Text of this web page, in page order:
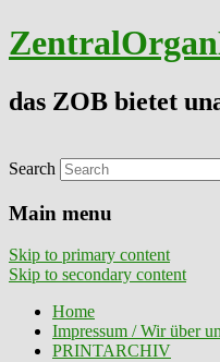
das ZOB bietet
Search
Main menu
Skip to primary content
Skip to secondary content
Home
Impressum / Wir über
PRINTARCHIV